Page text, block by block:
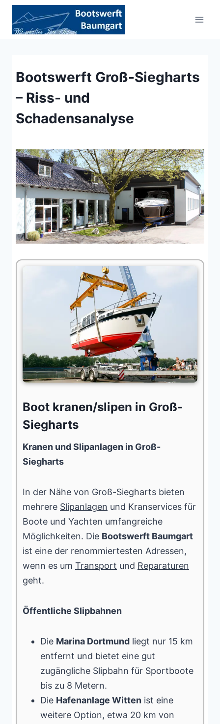
Zum
Inhalt
springen
Bootswerft Groß-Siegharts
– Riss- und
Schadensanalyse
Boot kranen/slipen in Groß-
Siegharts
Kranen und Slipanlagen in Groß-
Siegharts
In der Nähe von Groß-Siegharts bieten
mehrere Slipanlagen und Kranservices für
Boote und Yachten umfangreiche
Möglichkeiten. Die Bootswerft Baumgart
ist eine der renommiertesten Adressen,
wenn es um Transport und Reparaturen
geht.
Öffentliche Slipbahnen
Die Marina Dortmund liegt nur 15 km
entfernt und bietet eine gut
zugängliche Slipbahn für Sportboote
bis zu 8 Metern.
Die Hafenanlage Witten ist eine
weitere Option, etwa 20 km von